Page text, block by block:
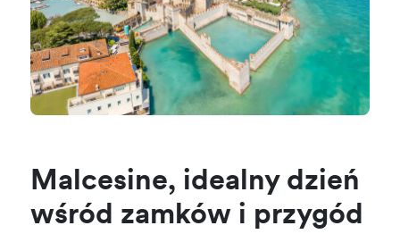
Malcesine, idealny dzień
wśród zamków i przygód